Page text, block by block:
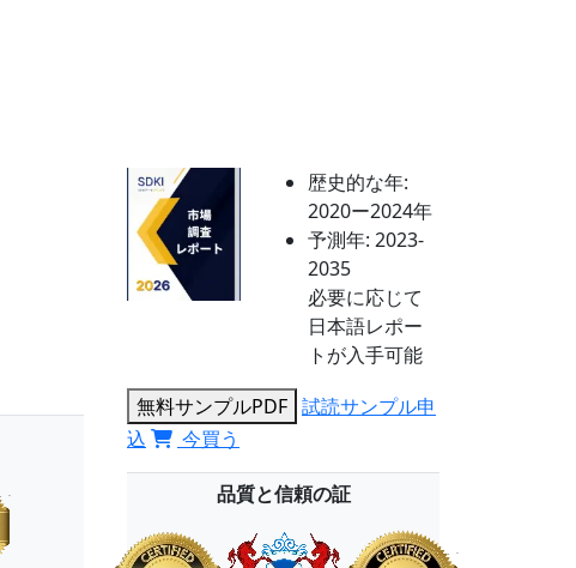
歴史的な年:
2020ー2024年
予測年: 2023-
2035
必要に応じて
日本語レポー
トが入手可能
無料サンプルPDF 試読サンプル申
込
今買う
品質と信頼の証